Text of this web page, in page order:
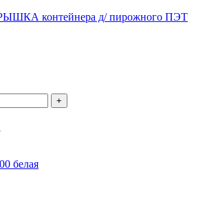
контейнера д/ пирожного ПЭТ
+
белая